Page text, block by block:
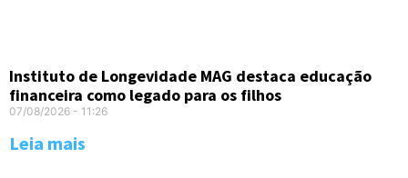
Instituto de Longevidade MAG destaca educação
financeira como legado para os filhos
07/08/2026 11:26
Leia mais